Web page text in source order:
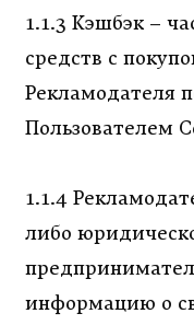
1.1.3 Кэшбэк –
средств с
Рекламодателя
Пользователем
1.1.4
либо
информацию о